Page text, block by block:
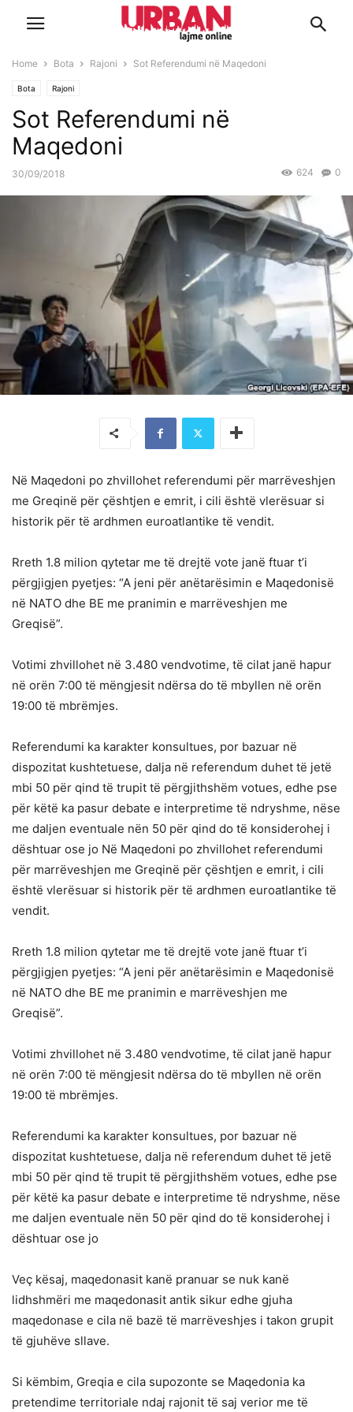
Home Bota Rajoni Sot Referendumi në Maqedoni
Bota Rajoni
Sot Referendumi në
Maqedoni
30/09/2018 0
624
Në Maqedoni po zhvillohet referendumi për marrëveshjen
me Greqinë për çështjen e emrit, i cili është vlerësuar si
historik për të ardhmen euroatlantike të vendit.
Rreth 1.8 milion qytetar me të drejtë vote janë ftuar t’i
përgjigjen pyetjes: “A jeni për anëtarësimin e Maqedonisë
në NATO dhe BE me pranimin e marrëveshjen me
Greqisë”.
Votimi zhvillohet në 3.480 vendvotime, të cilat janë hapur
në orën 7:00 të mëngjesit ndërsa do të mbyllen në orën
19:00 të mbrëmjes.
Referendumi ka karakter konsultues, por bazuar në
dispozitat kushtetuese, dalja në referendum duhet të jetë
mbi 50 për qind të trupit të përgjithshëm votues, edhe pse
për këtë ka pasur debate e interpretime të ndryshme, nëse
me daljen eventuale nën 50 për qind do të konsiderohej i
dështuar ose jo Në Maqedoni po zhvillohet referendumi
për marrëveshjen me Greqinë për çështjen e emrit, i cili
është vlerësuar si historik për të ardhmen euroatlantike të
vendit.
Rreth 1.8 milion qytetar me të drejtë vote janë ftuar t’i
përgjigjen pyetjes: “A jeni për anëtarësimin e Maqedonisë
në NATO dhe BE me pranimin e marrëveshjen me
Greqisë”.
Votimi zhvillohet në 3.480 vendvotime, të cilat janë hapur
në orën 7:00 të mëngjesit ndërsa do të mbyllen në orën
19:00 të mbrëmjes.
Referendumi ka karakter konsultues, por bazuar në
dispozitat kushtetuese, dalja në referendum duhet të jetë
mbi 50 për qind të trupit të përgjithshëm votues, edhe pse
për këtë ka pasur debate e interpretime të ndryshme, nëse
me daljen eventuale nën 50 për qind do të konsiderohej i
dështuar ose jo
Veç kësaj, maqedonasit kanë pranuar se nuk kanë
lidhshmëri me maqedonasit antik sikur edhe gjuha
maqedonase e cila në bazë të marrëveshjes i takon grupit
të gjuhëve sllave.
Si këmbim, Greqia e cila supozonte se Maqedonia ka
pretendime territoriale ndaj rajonit të saj verior me të